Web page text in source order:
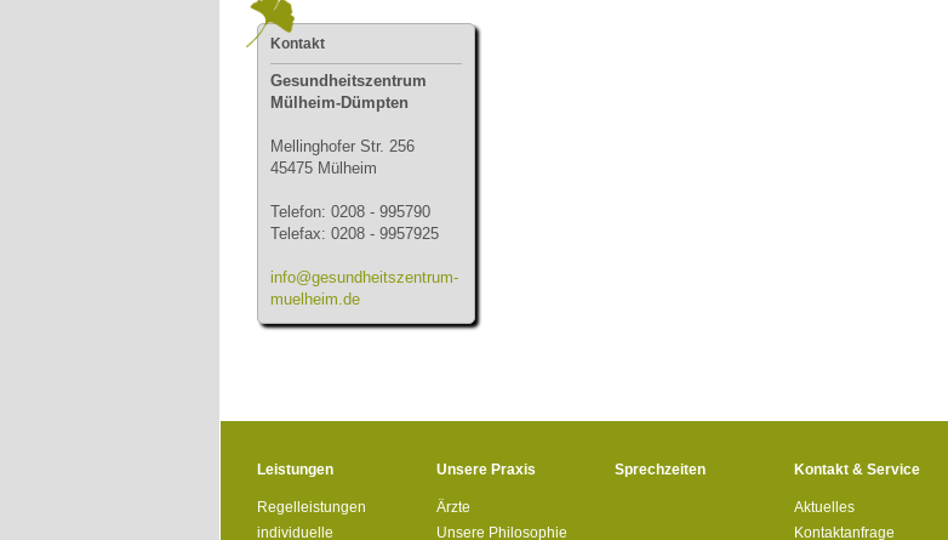
Kontakt
Gesundheitszentrum
Mülheim-Dümpten
Mellinghofer Str. 256
45475 Mülheim
Telefon: 0208 - 995790
Telefax: 0208 - 9957925
info@gesundheitszentrum-
muelheim.de
Leistungen
Regelleistungen
individuelle
Unsere Praxis
Ärzte
Unsere Philosophie
Sprechzeiten Kontakt & Service
Aktuelles
Kontaktanfrage